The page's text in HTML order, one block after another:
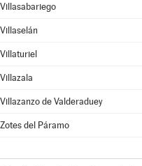
Villasabariego
Villaselán
Villaturiel
Villazala
Villazanzo de Valderaduey
Zotes del Páramo